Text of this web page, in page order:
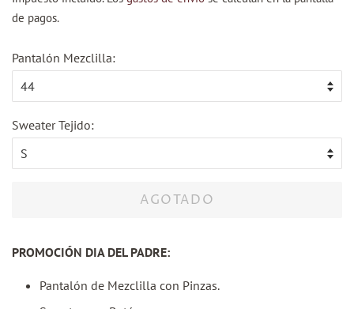
venta
de pagos.
Pantalón Mezclilla:
Sweater Tejido:
AGOTADO
PROMOCIÓN DIA DEL PADRE:
Pantalón de Mezclilla con Pinzas.